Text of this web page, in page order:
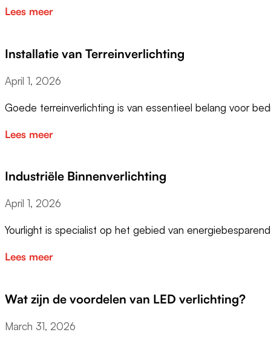
Lees meer
Installatie van Terreinverlichting
April 1, 2026
Goede terreinverlichting is van essentieel belang voor
Lees meer
Industriële Binnenverlichting
April 1, 2026
Yourlight is specialist op het gebied van
Lees meer
Wat zijn de voordelen van LED verlichting?
March 31, 2026